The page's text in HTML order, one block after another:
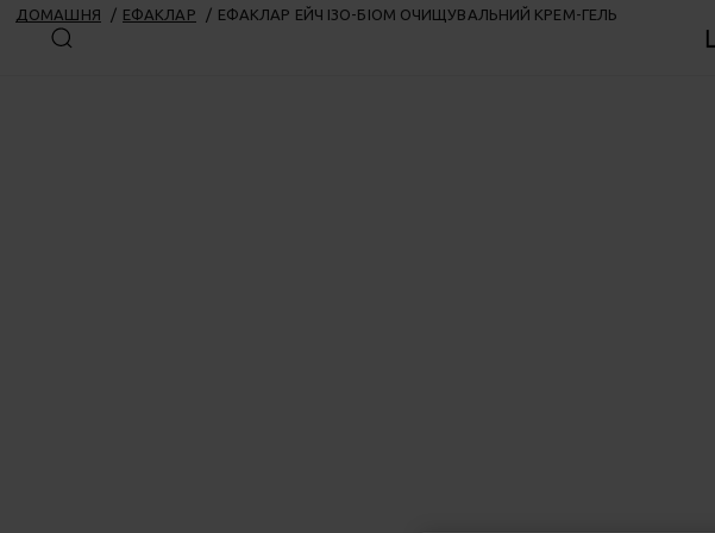
ДОМАШНЯ ЕФАКЛАР ЕФАКЛАР ЕЙЧ ІЗО-БІОМ​ ОЧИЩУВАЛЬНИЙ КРЕМ-ГЕЛЬ